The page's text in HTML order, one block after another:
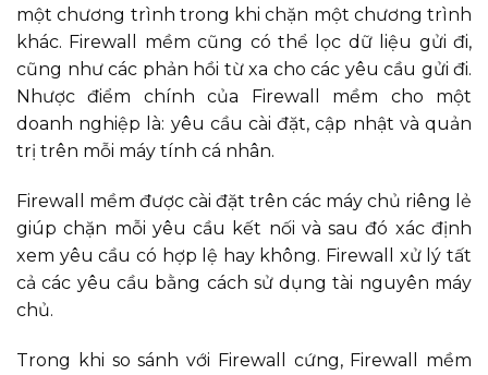
một chương trình trong khi chặn một chương trình
khác. Firewall mềm cũng có thể lọc dữ liệu gửi đi,
cũng như các phản hồi từ xa cho các yêu cầu gửi đi.
Nhược điểm chính của Firewall mềm cho một
doanh nghiệp là: yêu cầu cài đặt, cập nhật và quản
trị trên mỗi máy tính cá nhân.
Firewall mềm được cài đặt trên các máy chủ riêng lẻ
giúp chặn mỗi yêu cầu kết nối và sau đó xác định
xem yêu cầu có hợp lệ hay không. Firewall xử lý tất
cả các yêu cầu bằng cách sử dụng tài nguyên máy
chủ.
Trong khi so sánh với Firewall cứng, Firewall mềm